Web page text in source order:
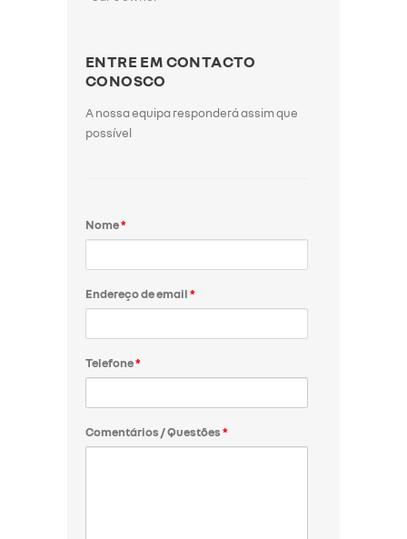
ENTRE EM CONTACTO
CONOSCO
A nossa equipa responderá assim que
possível
Nome*
Endereço de email*
Telefone*
Comentários / Questões*